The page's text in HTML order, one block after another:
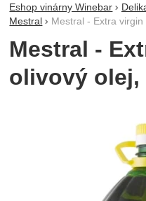
Eshop vinárny Winebar
Mestral
Mestral - Extra virgin
Mestral -
olivový olej,